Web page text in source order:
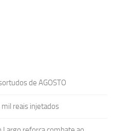
de AGOSTO
mil reais injetados